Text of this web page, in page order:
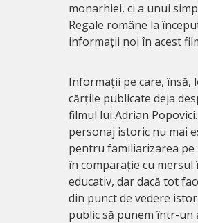
monarhiei, ci a unui
Regale române la
informații noi în acest
Informații pe care, însă,
cărțile publicate deja
filmul lui Adrian
personaj istoric nu mai
pentru familiarizarea pe
în comparație cu mersul
educativ, dar dacă tot
din punct de vedere
public să punem într-un